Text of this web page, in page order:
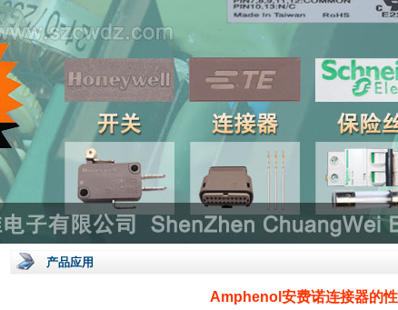
产品应用
Amphenol安费诺连接器的